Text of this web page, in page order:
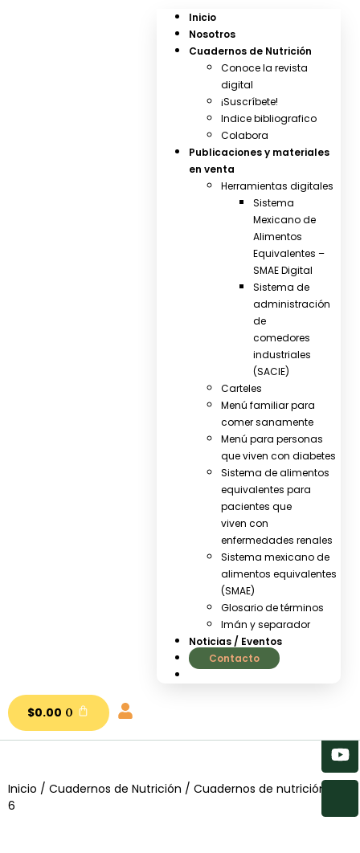
Inicio
Nosotros
Cuadernos de Nutrición
Conoce la revista
digital
¡Suscríbete!
Indice bibliografico
Colabora
Publicaciones y materiales
en venta
Herramientas digitales
Sistema
Mexicano de
Alimentos
Equivalentes –
SMAE Digital
Sistema de
administración
de
comedores
industriales
(SACIE)
Carteles
Menú familiar para
comer sanamente
Menú para personas
que viven con diabetes
Sistema de alimentos
equivalentes para
pacientes que
viven con
enfermedades renales
Sistema mexicano de
alimentos equivalentes
(SMAE)
Glosario de términos
Imán y separador
Noticias / Eventos
Contacto
$0.00 0
Inicio / Cuadernos de Nutrición / Cuadernos de nutrición 47-
6